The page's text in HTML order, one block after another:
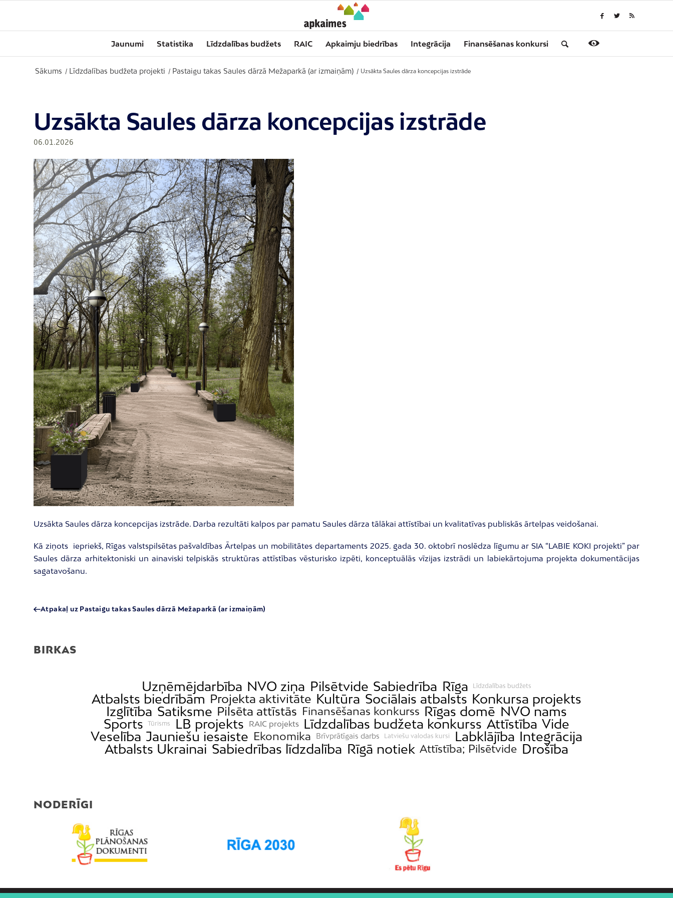
Jaunumi Statistika Līdzdalības budžets RAIC Apkaimju biedrības Integrācija Finansēšanas konkursi
Sākums / Līdzdalības budžeta projekti / Pastaigu takas Saules dārzā Mežaparkā (ar izmaiņām) / Uzsākta Saules dārza koncepcijas izstrāde
Uzsākta Saules dārza koncepcijas izstrāde
06.01.2026
Uzsākta Saules dārza koncepcijas izstrāde. Darba rezultāti kalpos par pamatu Saules dārza tālākai attīstībai un kvalitatīvas publiskās ārtelpas veidošanai.
Kā ziņots iepriekš, Rīgas valstspilsētas pašvaldības Ārtelpas un mobilitātes departaments 2025. gada 30. oktobrī noslēdza līgumu ar SIA “LABIE KOKI projekti” par
Saules dārza arhitektoniski un ainaviski telpiskās struktūras attīstības vēsturisko izpēti, konceptuālās vīzijas izstrādi un labiekārtojuma projekta dokumentācijas
sagatavošanu.
Atpakaļ uz Pastaigu takas Saules dārzā Mežaparkā (ar izmaiņām)
BIRKAS
Uzņēmējdarbība NVO ziņa Pilsētvide Sabiedrība Rīga Līdzdalības budžets
Atbalsts biedrībām Projekta aktivitāte Kultūra Sociālais atbalsts Konkursa projekts
Izglītība Satiksme Pilsēta attīstās Finansēšanas konkurss Rīgas domē NVO nams
Sports
Tūrisms LB projekts RAIC projekts Līdzdalības budžeta konkurss Attīstība Vide
Veselība Jauniešu iesaiste Ekonomika Brīvprātīgais darbs Latviešu valodas kursi Labklājība Integrācija
Atbalsts Ukrainai Sabiedrības līdzdalība Rīgā notiek Attīstība; Pilsētvide Drošība
NODERĪGI